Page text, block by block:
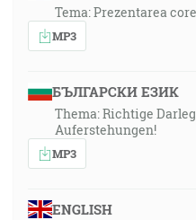
Tema: Prezentarea
MP3
БЪЛГАРСКИ ЕЗИК
Thema: Richtige
Auferstehungen!
MP3
ENGLISH